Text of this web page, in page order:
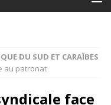
DU SUD ET CARAÏBES
au patronat
face